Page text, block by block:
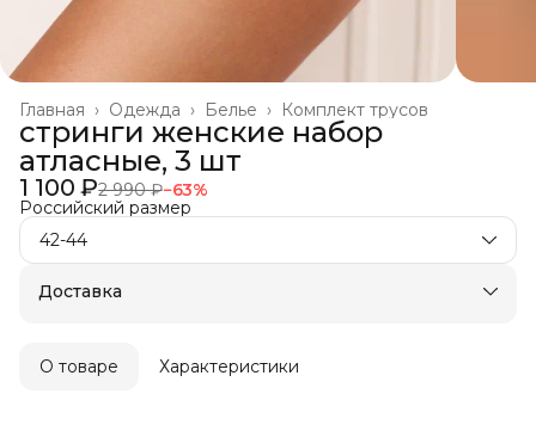
Комплект трусов
Белье ›
Одежда ›
Главная ›
стринги женские набор
атласные, 3 шт
1 100 ₽2 990 ₽−63%
Российский размер
42-44
Доставка
О товаре Характеристики